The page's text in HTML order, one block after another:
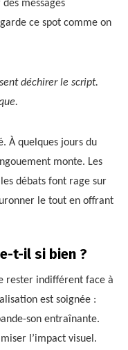
messages
ce spot comme on
déchirer le script.
À quelques jours du
monte. Les
débats font rage sur
le tout en offrant
t-il si bien ?
rester indifférent face à
est soignée :
son entraînante.
l’impact visuel.